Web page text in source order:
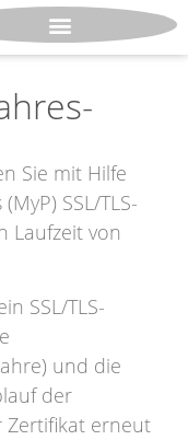
Sie mit Hilfe
SSL/TLS-
Laufzeit von
SSL/TLS-
und die
der
Zertifikat erneut